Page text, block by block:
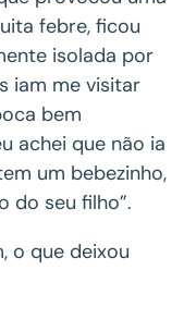
febre, ficou
isolada por
iam me visitar
bem
achei que não ia
um bebezinho,
do seu filho”.
o que deixou